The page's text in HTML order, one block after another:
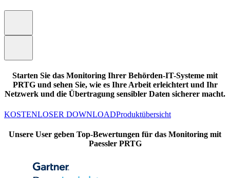
Starten Sie das Monitoring Ihrer Behörden-IT-Systeme mit
PRTG und sehen Sie, wie es Ihre Arbeit erleichtert und Ihr
Netzwerk und die Übertragung sensibler Daten sicherer macht.
KOSTENLOSER DOWNLOADProduktübersicht
Unsere User geben Top-Bewertungen für das Monitoring mit
Paessler PRTG